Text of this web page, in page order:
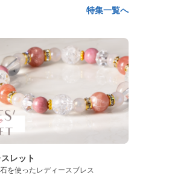
特集一覧へ
レット
を使ったレディースブレス